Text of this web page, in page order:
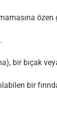
özen
bir bıçak
bir